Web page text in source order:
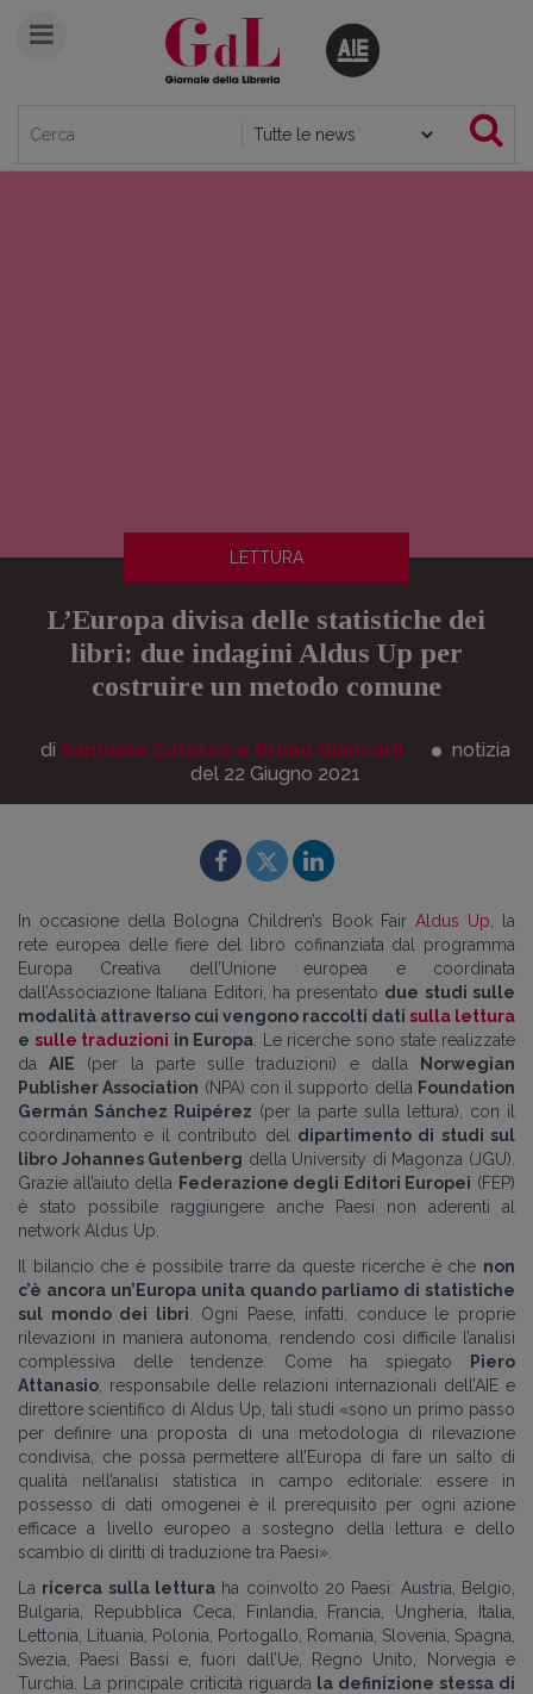
LETTURA
L’Europa divisa delle statistiche dei
libri: due indagini Aldus Up per
costruire un metodo comune
di Samuele Cafasso e Bruno Giancarli
notizia
del 22 Giugno 2021
In occasione della Bologna Children’s Book Fair Aldus Up , la
rete europea delle fiere del libro cofinanziata dal programma
Europa Creativa dell’Unione europea e coordinata
dall’Associazione Italiana Editori, ha presentato due studi sulle
modalità attraverso cui vengono raccolti dati sulla lettura
e sulle traduzioni in Europa . Le ricerche sono state realizzate
daAIE (per la parte sulle traduzioni) e dalla
Norwegian
Publisher Association (NPA) con il supporto della Foundation
Germán Sánchez Ruipérez (per la parte sulla lettura), con il
coordinamento e il contributo del dipartimento di studi sul
libro Johannes Gutenberg della University di Magonza (JGU).
Grazie all’aiuto della Federazione degli Editori Europei (FEP)
è stato possibile raggiungere anche Paesi non aderenti al
network Aldus Up.
Il bilancio che è possibile trarre da queste ricerche è che non
c’è ancora un’Europa unita quando parliamo di statistiche
sul mondo dei libri . Ogni Paese, infatti, conduce le proprie
rilevazioni in maniera autonoma, rendendo così difficile l’analisi
complessiva delle tendenze. Come ha spiegato
Piero
Attanasio , responsabile delle relazioni internazionali dell’AIE e
direttore scientifico di Aldus Up, tali studi «sono un primo passo
per definire una proposta di una metodologia di rilevazione
condivisa, che possa permettere all’Europa di fare un salto di
qualità nell’analisi statistica in campo editoriale: essere in
possesso di dati omogenei è il prerequisito per ogni azione
efficace a livello europeo a sostegno della lettura e dello
scambio di diritti di traduzione tra Paesi».
La ricerca sulla lettura ha coinvolto 20 Paesi: Austria, Belgio,
Bulgaria, Repubblica Ceca, Finlandia, Francia, Ungheria, Italia,
Lettonia, Lituania, Polonia, Portogallo, Romania, Slovenia, Spagna,
Svezia, Paesi Bassi e, fuori dall’Ue, Regno Unito, Norvegia e
Turchia. La principale criticità riguarda la definizione stessa di